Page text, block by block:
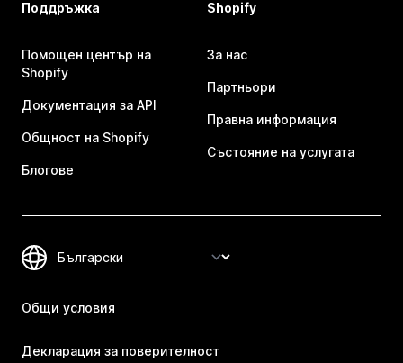
Поддръжка
Помощен център на
Shopify
Документация за API
Общност на Shopify
Блогове
Shopify
За нас
Партньори
Правна информация
Състояние на услугата
Общи условия
Декларация за поверителност